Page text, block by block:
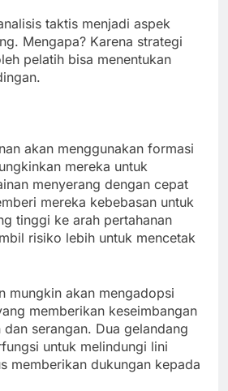
taktis menjadi aspek
Mengapa? Karena strategi
pelatih bisa menentukan
akan menggunakan formasi
mereka untuk
menyerang dengan cepat
mereka kebebasan untuk
tinggi ke arah pertahanan
risiko lebih untuk mencetak
mungkin akan mengadopsi
memberikan keseimbangan
serangan. Dua gelandang
untuk melindungi lini
memberikan dukungan kepada